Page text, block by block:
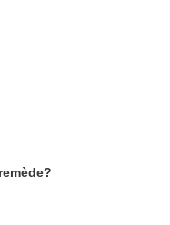
d'un remède?